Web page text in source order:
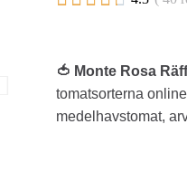
🍅 Monte Rosa
tomatsorterna
medelhavstomat,